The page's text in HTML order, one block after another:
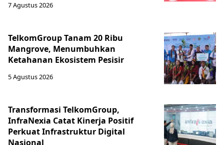
7 Agustus 2026
TelkomGroup Tanam 20 Ribu
Mangrove, Menumbuhkan
Ketahanan Ekosistem Pesisir
5 Agustus 2026
Transformasi TelkomGroup,
InfraNexia Catat Kinerja Positif
Perkuat Infrastruktur Digital
Nasional